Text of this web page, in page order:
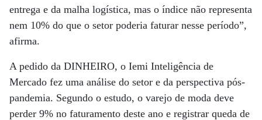
entrega e da malha logística, mas o índice não representa
nem 10% do que o setor poderia faturar nesse período”,
afirma.
A pedido da DINHEIRO, o Iemi Inteligência de
Mercado fez uma análise do setor e da perspectiva pós-
pandemia. Segundo o estudo, o varejo de moda deve
perder 9% no faturamento deste ano e registrar queda de